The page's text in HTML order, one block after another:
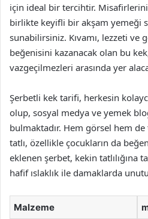
için ideal bir tercihtir.
birlikte keyifli bir akşam yemeği
sunabilirsiniz. Kıvamı, lezzeti ve
beğenisini kazanacak olan bu
vazgeçilmezleri arasında yer
Şerbetli kek tarifi, herkesin
olup, sosyal medya ve yemek
bulmaktadır. Hem görsel hem
tatlı, özellikle çocukların da
eklenen şerbet, kekin tatlılığına
hafif ıslaklık ile damaklarda
Malzeme